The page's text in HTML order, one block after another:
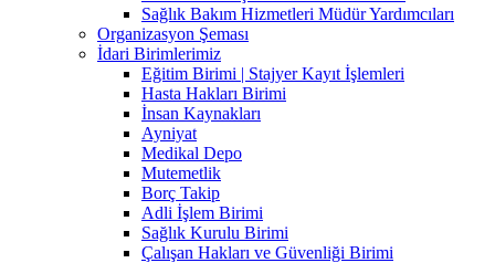
Sağlık Bakım Hizmetleri Müdür Yardımcıları
Organizasyon Şeması
İdari Birimlerimiz
Eğitim Birimi | Stajyer Kayıt İşlemleri
Hasta Hakları Birimi
İnsan Kaynakları
Ayniyat
Medikal Depo
Mutemetlik
Borç Takip
Adli İşlem Birimi
Sağlık Kurulu Birimi
Çalışan Hakları ve Güvenliği Birimi